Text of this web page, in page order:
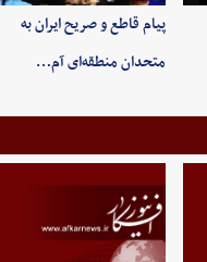
پیام قاطع و صریح ایران به
متحدان منطقه‌ای آم…